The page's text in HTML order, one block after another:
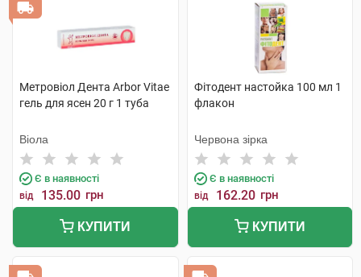
Метровіол Дента Arbor Vitae
гель для ясен 20 г 1 туба
Віола
Є в наявності
від 135.00 грн
КУПИТИ
Фітодент настойка 100 мл 1
флакон
Червона зірка
Є в наявності
від 162.20 грн
КУПИТИ